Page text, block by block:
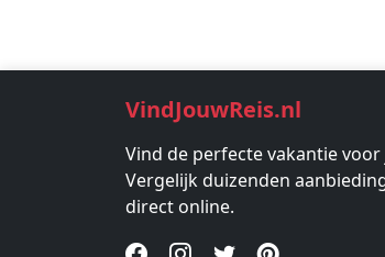
VindJouwReis.nl
Vind de perfecte vakantie voor
Vergelijk duizenden
direct online.